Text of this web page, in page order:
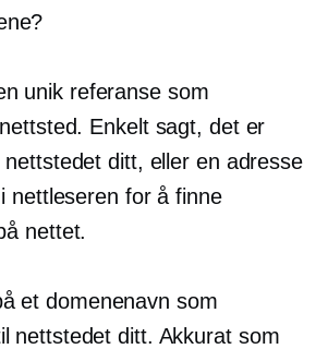
unik referanse som
Enkelt sagt, det er
nettstedet ditt, eller en adresse
nettleseren for å finne
nettet.
et domenenavn som
nettstedet ditt. Akkurat som